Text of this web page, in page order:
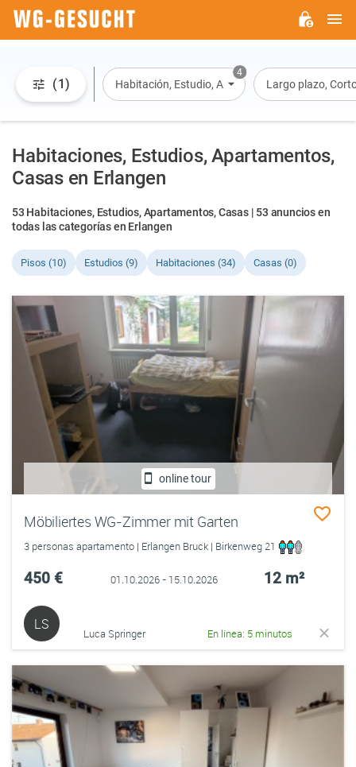
(1)
4
Habitación, Estudio, Apartamento, Casa
Largo plazo,
Habitaciones, Estudios, Apartamentos,
Casas en Erlangen
53 Habitaciones, Estudios, Apartamentos, Casas | 53 anuncios en
todas las categorías en Erlangen
Pisos (10) Estudios (9) Habitaciones (34) Casas (0)
online tour
Möbiliertes WG-Zimmer mit Garten
3 personas apartamento | Erlangen Bruck | Birkenweg 21
450 € 01.10.2026 - 15.10.2026 12 m²
LS
Luca Springer En línea: 5 minutos